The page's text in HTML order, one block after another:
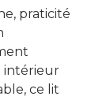
praticité
intérieur
ce lit